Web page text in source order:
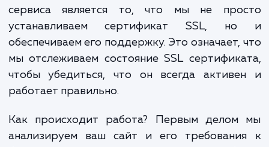
В процессе оказания услуги "Установка
сертификата на сайт" мы проводим ряд
начиная от выбора подходящего
до его полной настройки и проверки.
специалисты обладают глубокими
опытом в области безопасности веб-
правильно и эффективно.